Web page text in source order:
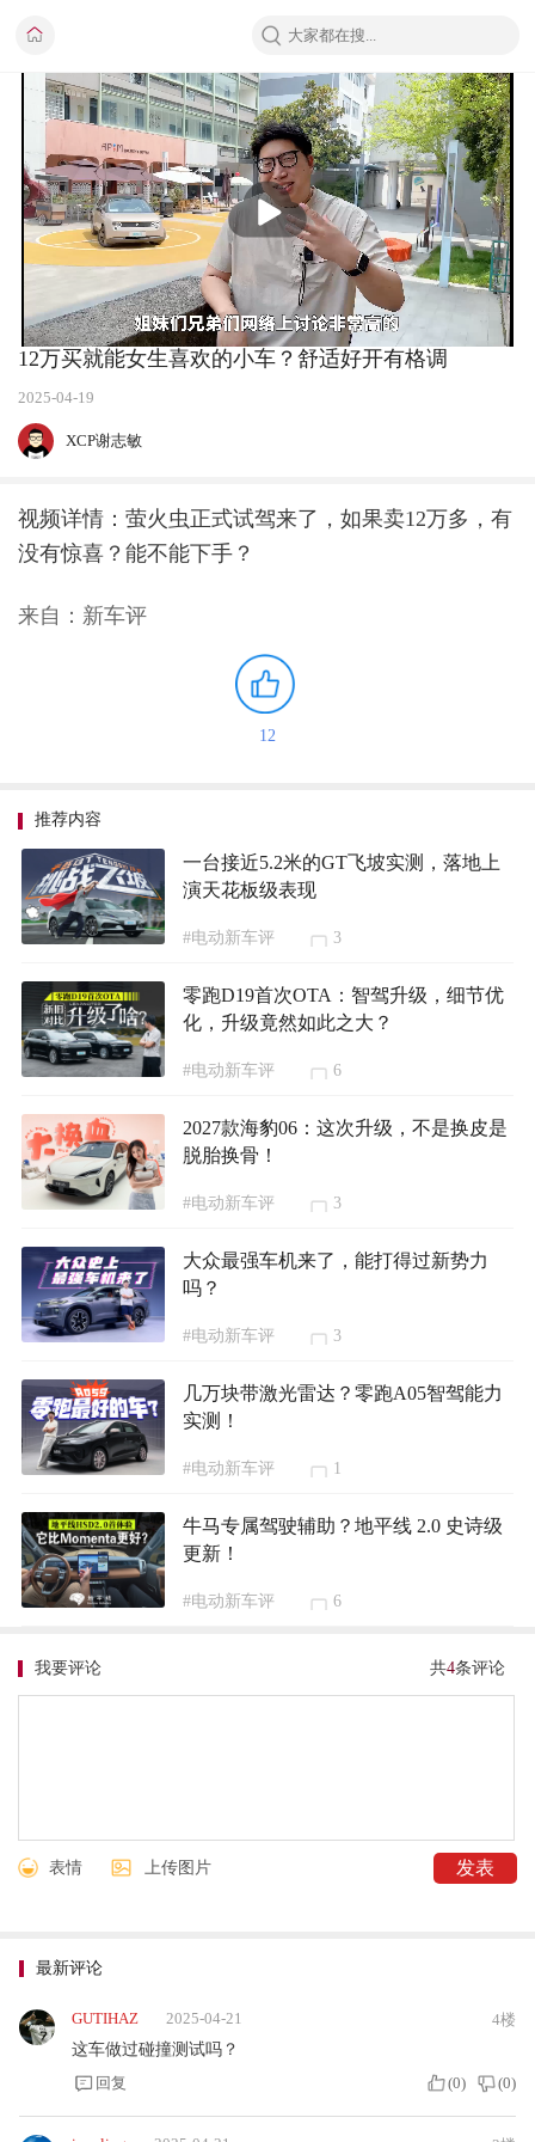
播
放
12万买就能女生喜欢的小车？舒适好开有格调
2025-04-19
XCP谢志敏
视频详情：萤火虫正式试驾来了，如果卖12万多，有
没有惊喜？能不能下手？
来自：新车评
12
推荐内容
一台接近5.2米的GT飞坡实测，落地上
演天花板级表现
#电动新车评 3
零跑D19首次OTA：智驾升级，细节优
化，升级竟然如此之大？
#电动新车评 6
2027款海豹06：这次升级，不是换皮是
脱胎换骨！
#电动新车评 3
大众最强车机来了，能打得过新势力
吗？
#电动新车评 3
几万块带激光雷达？零跑A05智驾能力
实测！
#电动新车评 1
牛马专属驾驶辅助？地平线 2.0 史诗级
更新！
#电动新车评 6
共4条评论
我要评论
表情 上传图片
最新评论
GUTIHAZ 2025-04-21
4楼
这车做过碰撞测试吗？
回复
(0) (0)